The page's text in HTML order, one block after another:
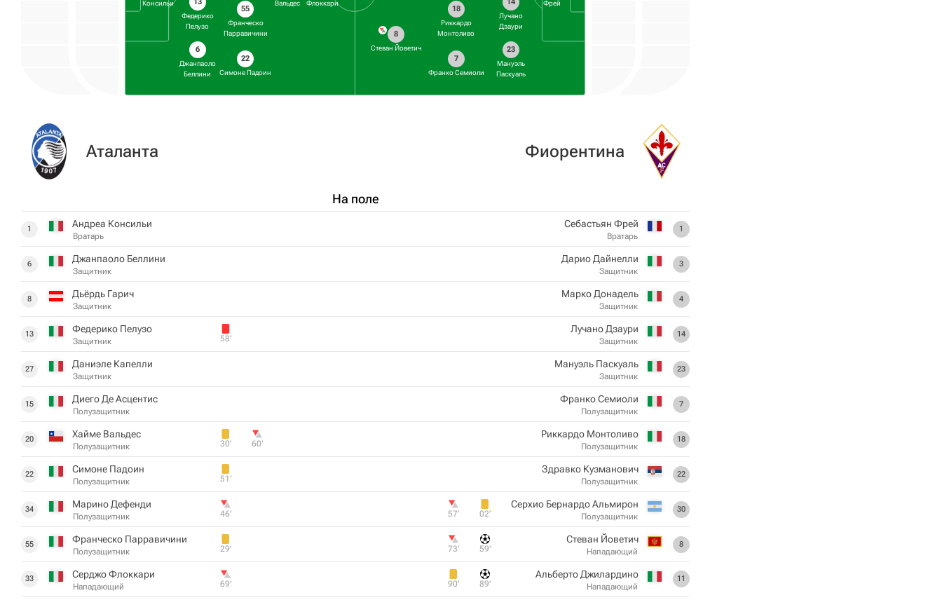
Консильи
13
Федерико
Пелузо
6
Джанпаоло
Беллини
55
Франческо
Парравичини
22
Симоне Падоин
Вальдес
Флоккари
Фрей
14
Лучано
Дзаури
23
Мануэль
Паскуаль
18
Риккардо
Монтоливо
7
Франко Семиоли
8
Стеван Йоветич
Аталанта
На поле
1 Андреа Консильи
Вратарь
6 Джанпаоло Беллини
Защитник
8 Дьёрдь Гарич
Защитник
13 Федерико Пелузо
Защитник 58‎’‎
27 Даниэле Капелли
Защитник
15 Диего Де Асцентис
Полузащитник
20 Хайме Вальдес
Полузащитник 30‎’‎ 60‎’‎
22 Симоне Падоин
Полузащитник 51‎’‎
34 Марино Дефенди
Полузащитник 46‎’‎
55 Франческо Парравичини
Полузащитник 29‎’‎
33 Серджо Флоккари
Нападающий 69‎’‎
Фиорентина
1
Себастьян Фрей
Вратарь
3
Дарио Дайнелли
Защитник
4
Марко Донадель
Защитник
14
Лучано Дзаури
Защитник
23
Мануэль Паскуаль
Защитник
7
Франко Семиоли
Полузащитник
18
Риккардо Монтоливо
Полузащитник
22
Здравко Кузманович
Полузащитник
30
Серхио Бернардо Альмирон
Полузащитник
02‎’‎
57‎’‎
8
Стеван Йоветич
Нападающий
59‎’‎
73‎’‎
11
Альберто Джилардино
Нападающий
89‎’‎
90‎’‎